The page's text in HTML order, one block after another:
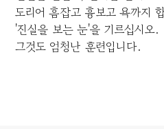
도리어 흠잡고 흉보고 욕까지
'진실을 보는 눈'을 기르십시오.
그것도 엄청난 훈련입니다.